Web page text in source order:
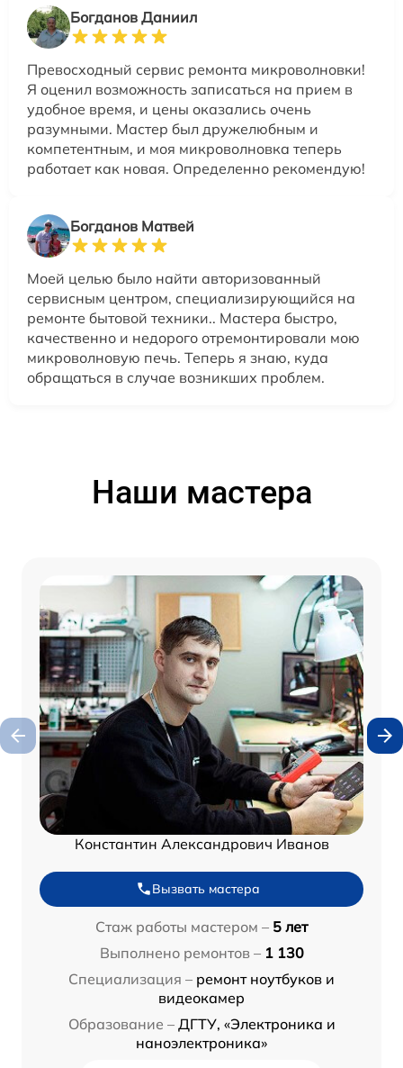
Богданов Даниил
Превосходный сервис ремонта микроволновки!
Я оценил возможность записаться на прием в
удобное время, и цены оказались очень
разумными. Мастер был дружелюбным и
компетентным, и моя микроволновка теперь
работает как новая. Определенно рекомендую!
Богданов Матвей
Моей целью было найти авторизованный
сервисным центром, специализирующийся на
ремонте бытовой техники.. Мастера быстро,
качественно и недорого отремонтировали мою
микроволновую печь. Теперь я знаю, куда
обращаться в случае возникших проблем.
Наши мастера
Константин Александрович Иванов
Вызвать мастера
Стаж работы мастером – 5 лет
Выполнено ремонтов – 1 130
Специализация – ремонт ноутбуков и
видеокамер
Образование – ДГТУ, «Электроника и
наноэлектроника»